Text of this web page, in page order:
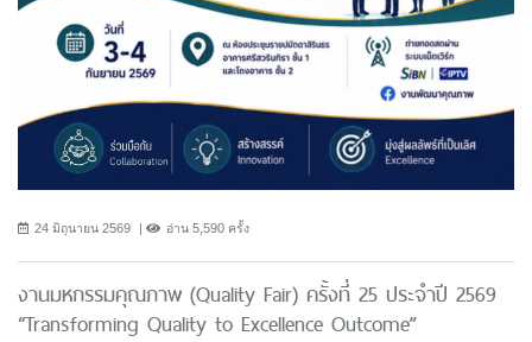
24 มิถุนายน 2569 อ่าน 5,590 ครั้ง
งานมหกรรมคุณภาพ (Quality Fair) ครั้งที่ 25 ประจำปี 2569
“Transforming Quality to Excellence Outcome”